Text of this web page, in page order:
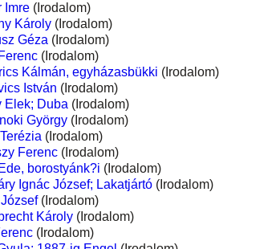
Imre (Irodalom)
Károly (Irodalom)
Géza (Irodalom)
(Irodalom)
Kálmán, egyházasbükki (Irodalom)
István (Irodalom)
Elek; Duba (Irodalom)
György (Irodalom)
(Irodalom)
Ferenc (Irodalom)
borostyánk?i (Irodalom)
Ignác József; Lakatjártó (Irodalom)
(Irodalom)
Károly (Irodalom)
(Irodalom)